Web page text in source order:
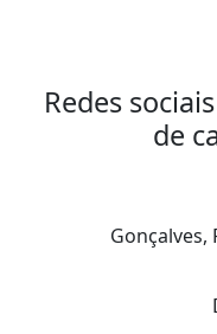
Redes
de
Gonçalves,